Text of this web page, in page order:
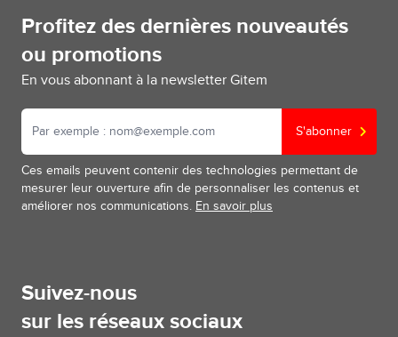
Profitez des dernières nouveautés
ou promotions
En vous abonnant à la newsletter Gitem
S'abonner
Ces emails peuvent contenir des technologies permettant de
mesurer leur ouverture afin de personnaliser les contenus et
améliorer nos communications. En savoir plus
Suivez-nous
sur les réseaux sociaux